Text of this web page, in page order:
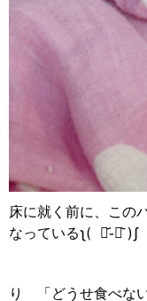
床に就く前に、この
なっている‪ʅ( ･᷄֊･᷅)ʃ‬
り 「どうせ食べな